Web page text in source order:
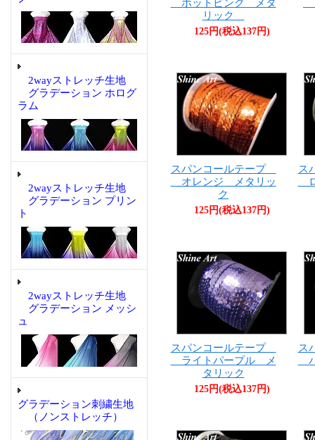
2wayストレッチ生地
グラデーション ホログ
ラム
2wayストレッチ生地
グラデーション プリン
ト
2wayストレッチ生地
グラデーション メッシ
ュ
グラデーション刺繍生地
（ノンストレッチ）
ホットピンク メタ
リック
125円(税込137円)
スパンコールテープ
オレンジ メタリッ
ク
125円(税込137円)
ス
スパンコールテープ
ライトパープル メ
タリック
125円(税込137円)
ス